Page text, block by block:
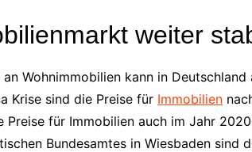
weiter
Wohnimmobilien kann in
Krise sind die Preise für Immobilien
Preise für Immobilien auch im Jahr
Bundesamtes in Wiesbaden sind